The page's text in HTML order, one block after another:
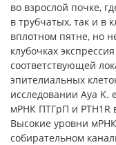
во взрослой почке,
в трубчатых, так и в
вплотном пятне, но
клубочках
соответствующей
эпителиальных
исследовании Aya K.
мРНК ПТГрП и
Высокие уровни
собирательном